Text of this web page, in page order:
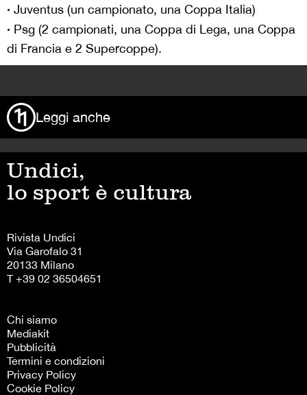
· Juventus (un campionato, una Coppa Italia)
· Psg (2 campionati, una Coppa di Lega, una Coppa
di Francia e 2 Supercoppe).
Leggi anche
Undici,
lo sport è cultura
Rivista Undici
Via Garofalo 31
20133 Milano
T +39 02 36504651
Chi siamo
Mediakit
Pubblicità
Termini e condizioni
Privacy Policy
Cookie Policy